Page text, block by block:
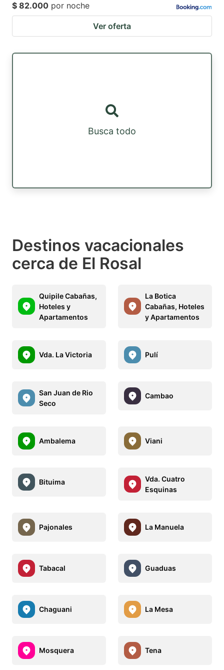
$ 82.000 por noche
Ver oferta
Busca todo
Destinos vacacionales
cerca de El Rosal
Quipile Cabañas,
Hoteles y
Apartamentos
La Botica
Cabañas, Hoteles
y Apartamentos
Vda. La Victoria Pulí
San Juan de Rio
Seco
Cambao
Ambalema Viani
Bituima
Vda. Cuatro
Esquinas
Pajonales La Manuela
Tabacal Guaduas
Chaguani La Mesa
Mosquera Tena